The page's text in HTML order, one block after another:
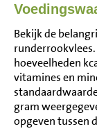
Bekijk de
hoeveelheden
vitamines en
gram
opgeven tussen